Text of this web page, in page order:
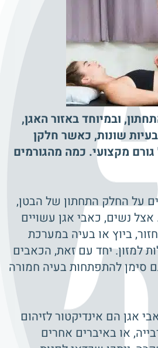
ובמיוחד באזור האגן,
שונות, כאשר חלקן
מקצועי. כמה מהגורמים
על החלק התחתון של הבטן,
נשים, כאבי אגן עשויים
ביוץ או בעיה במערכת
למזון. יחד עם זאת, הכאבים
סימן להתפתחות בעיה חמורה
אגן הם אינדיקטור לזיהום
או באיברים אחרים